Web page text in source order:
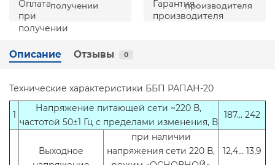
получении
производителя
Описание Отзывы 0
Технические характеристики ББП РАПАН-20
1
Напряжение питающей сети ~220 В,
частотой 50±1 Гц с пределами изменения, В
187... 242
Выходное
при наличии
напряжения сети 220 В,
12,4... 13,9